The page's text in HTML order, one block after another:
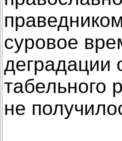
суровое
деградации
табельного
не